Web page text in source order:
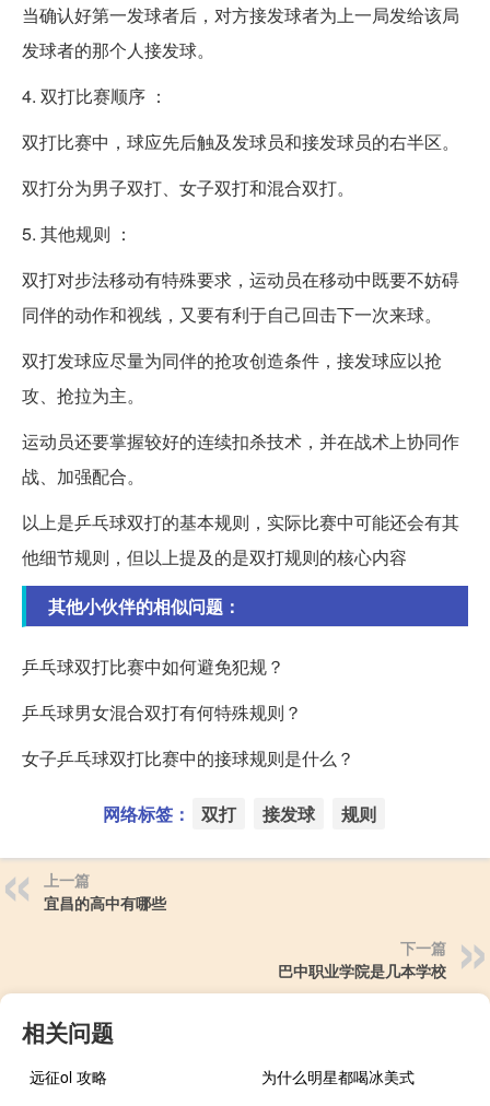
当确认好第一发球者后，对方接发球者为上一局发给该局
发球者的那个人接发球。
4. 双打比赛顺序 ：
双打比赛中，球应先后触及发球员和接发球员的右半区。
双打分为男子双打、女子双打和混合双打。
5. 其他规则 ：
双打对步法移动有特殊要求，运动员在移动中既要不妨碍
同伴的动作和视线，又要有利于自己回击下一次来球。
双打发球应尽量为同伴的抢攻创造条件，接发球应以抢
攻、抢拉为主。
运动员还要掌握较好的连续扣杀技术，并在战术上协同作
战、加强配合。
以上是乒乓球双打的基本规则，实际比赛中可能还会有其
他细节规则，但以上提及的是双打规则的核心内容
其他小伙伴的相似问题：
乒乓球双打比赛中如何避免犯规？
乒乓球男女混合双打有何特殊规则？
女子乒乓球双打比赛中的接球规则是什么？
网络标签： 双打 接发球 规则
上一篇
宜昌的高中有哪些
下一篇
巴中职业学院是几本学校
相关问题
远征ol 攻略
为什么明星都喝冰美式